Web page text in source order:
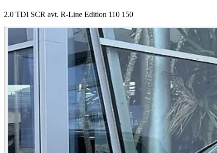
2.0 TDI SCR avt. R-Line Edition 110 150